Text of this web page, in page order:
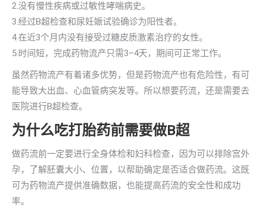
2.没有慢性疾病或过敏性哮喘病史。
3.经过B超检查和尿妊娠试验确诊为阳性者。
4.在近3个月内没有接受过糖皮质激素治疗的女性。
5.时间短，完成药物流产只需3–4天，期间可正常工作。
虽然药物流产有着诸多优势，但是药物流产也有危险性，有可
能导致大出血、心血管病突发等。所以想要药流，还是需要去
医院进行B超检查。
为什么吃打胎药前需要做B超
做药流前一定要进行全身体检和妇科检查，因为可以排除宫外
孕，了解胚囊大小、位置，以帮助确定是否适合做药流。这既
可为药物流产提供准确数据，也能提高药流的安全性和成功
率。